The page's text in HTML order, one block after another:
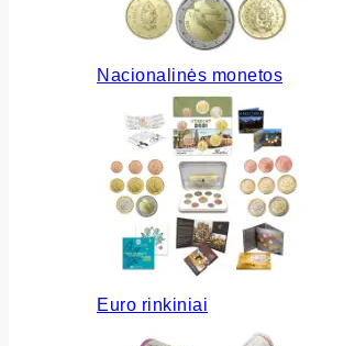
Nacionalinės monetos
Euro rinkiniai